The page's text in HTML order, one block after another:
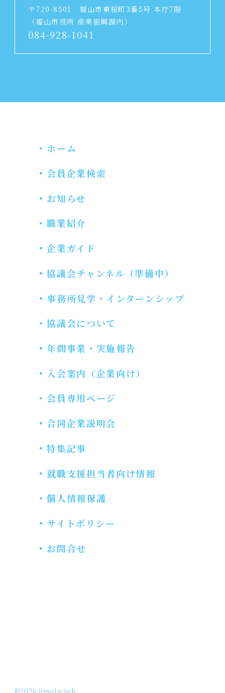
〒720-8501 福山市東桜町3番5号 本庁7階
（福山市役所 産業振興課内）
084-928-1041
ホーム
会員企業検索
お知らせ
職業紹介
企業ガイド
協議会チャンネル（準備中）
事務所見学・インターンシップ
協議会について
年間事業・実施報告
入会案内（企業向け）
会員専用ページ
合同企業説明会
特集記事
就職支援担当者向け情報
個人情報保護
サイトポリシー
お問合せ
©2026 jimoto-job